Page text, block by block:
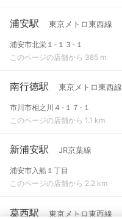
浦安駅 東京メトロ東西線
浦安市北栄１-１３-１
このページの店舗から 385 m
南行徳駅 東京メトロ東西線
市川市相之川４-１７-１
このページの店舗から 1.1 km
新浦安駅 JR京葉線
浦安市入船１丁目
このページの店舗から 2.2 km
葛西駅 東京メトロ東西線